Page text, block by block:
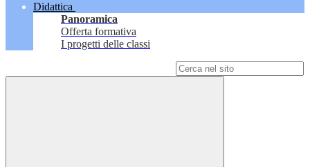
Didattica
Panoramica
Offerta formativa
I progetti delle classi